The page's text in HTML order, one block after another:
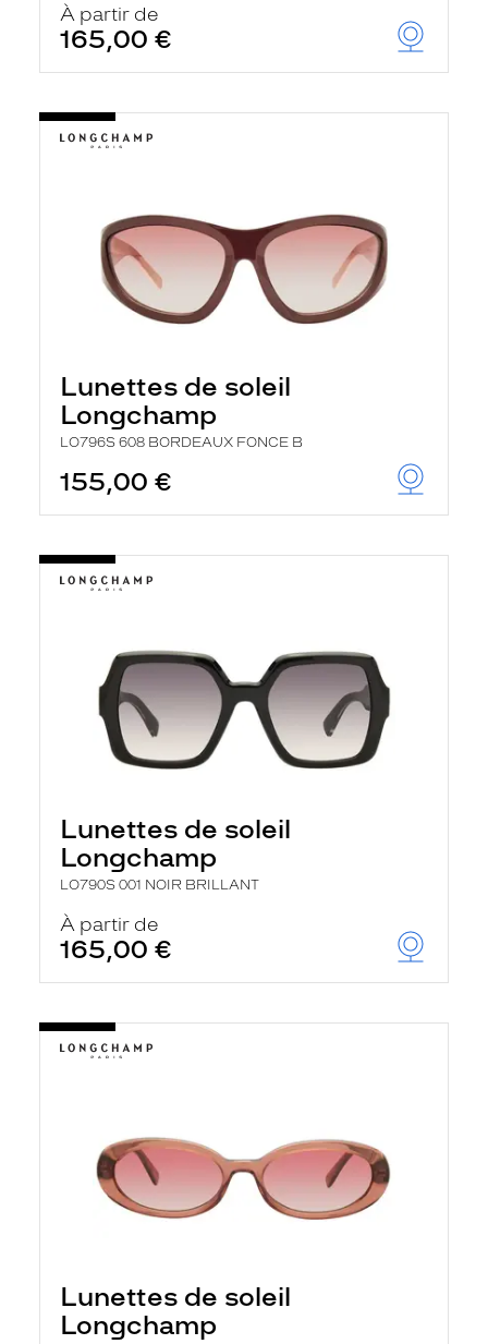
À partir de
165,00 €
Lunettes de soleil
Longchamp
LO796S 608 BORDEAUX FONCE B
155,00 €
Lunettes de soleil
Longchamp
LO790S 001 NOIR BRILLANT
À partir de
165,00 €
Lunettes de soleil
Longchamp